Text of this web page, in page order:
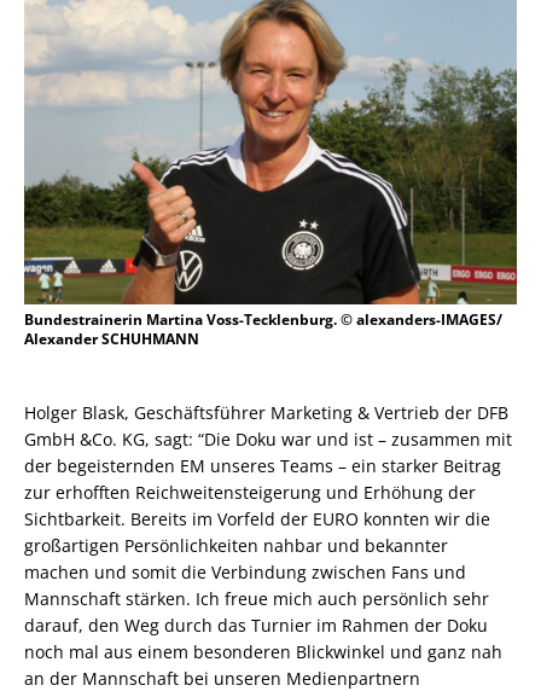
Bundestrainerin Martina Voss-Tecklenburg. © alexanders-IMAGES/
Alexander SCHUHMANN
Holger Blask, Geschäftsführer Marketing & Vertrieb der DFB
GmbH &Co. KG, sagt: “Die Doku war und ist – zusammen mit
der begeisternden EM unseres Teams – ein starker Beitrag
zur erhofften Reichweitensteigerung und Erhöhung der
Sichtbarkeit. Bereits im Vorfeld der EURO konnten wir die
großartigen Persönlichkeiten nahbar und bekannter
machen und somit die Verbindung zwischen Fans und
Mannschaft stärken. Ich freue mich auch persönlich sehr
darauf, den Weg durch das Turnier im Rahmen der Doku
noch mal aus einem besonderen Blickwinkel und ganz nah
an der Mannschaft bei unseren Medienpartnern